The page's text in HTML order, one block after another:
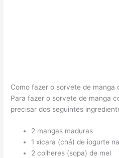
Como fazer o sorvete de manga
Para fazer o sorvete de manga
precisar dos seguintes
2 mangas maduras
1 xícara (chá) de iogurte
2 colheres (sopa) de mel